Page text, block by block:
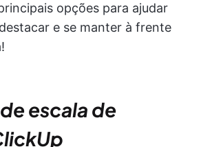
opções para ajudar
e se manter à frente
escala de